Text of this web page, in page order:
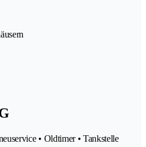
• Oldtimer • Tankstelle